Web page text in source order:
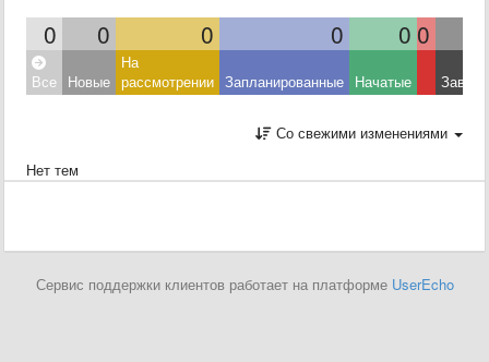
0 0 0 0 0 0
Все Новые
На
рассмотрении Запланированные Начатые
Со свежими изменениями
Нет тем
Сервис поддержки клиентов работает на платформе UserEcho